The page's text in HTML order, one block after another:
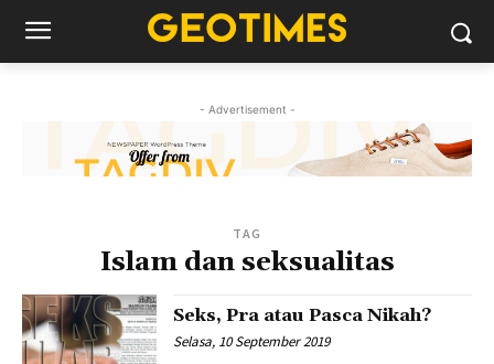
- Advertisement -
TAG
Islam dan seksualitas
Seks, Pra atau Pasca Nikah?
Selasa, 10 September 2019